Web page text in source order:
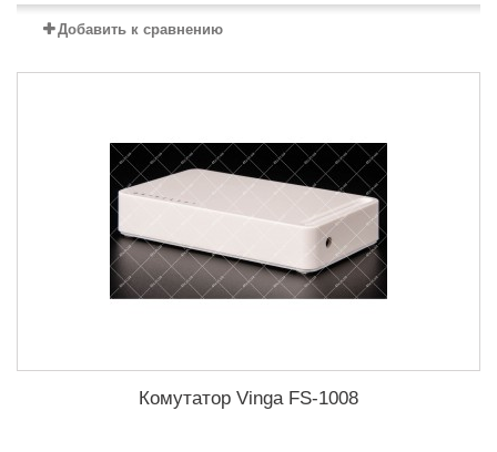
Добавить к сравнению
Комутатор Vinga FS-1008